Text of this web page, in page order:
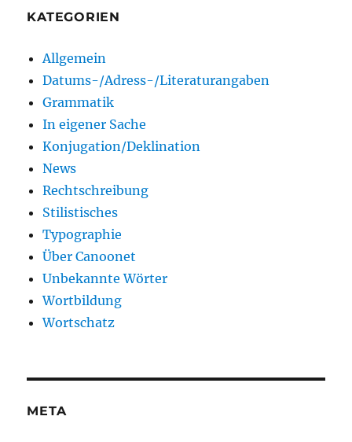
KATEGORIEN
Allgemein
Datums-/Adress-/Literaturangaben
Grammatik
In eigener Sache
Konjugation/Deklination
News
Rechtschreibung
Stilistisches
Typographie
Über Canoonet
Unbekannte Wörter
Wortbildung
Wortschatz
META